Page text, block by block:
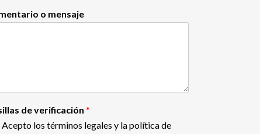
o mensaje
de verificación*
Acepto los términos legales y la política de